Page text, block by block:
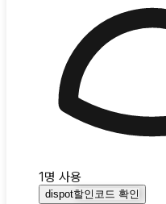
1 명 사용
dispot할인코드 확인